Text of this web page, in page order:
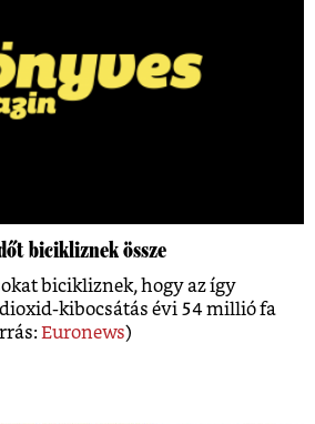
bicikliznek össze
bicikliznek, hogy az így
kibocsátás évi 54 millió fa
Euronews)